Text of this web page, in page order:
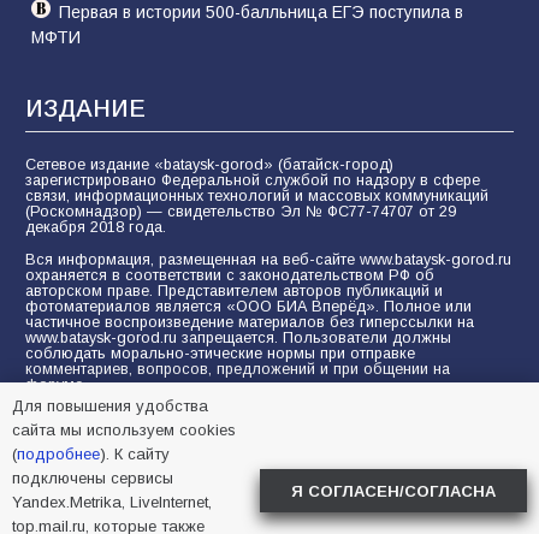
Первая в истории 500-балльница ЕГЭ поступила в
МФТИ
ИЗДАНИЕ
Сетевое издание «bataysk-gorod» (батайск-город)
зарегистрировано Федеральной службой по надзору в сфере
связи, информационных технологий и массовых коммуникаций
(Роскомнадзор) — свидетельство Эл № ФС77-74707 от 29
декабря 2018 года.
Вся информация, размещенная на веб-сайте www.bataysk-gorod.ru
охраняется в соответствии с законодательством РФ об
авторском праве. Представителем авторов публикаций и
фотоматериалов является «ООО БИА Вперёд». Полное или
частичное воспроизведение материалов без гиперссылки на
www.bataysk-gorod.ru запрещается. Пользователи должны
соблюдать морально-этические нормы при отправке
комментариев, вопросов, предложений и при общении на
форуме.
Политика конфиденциальности и защиты информации
Согласие на обработку персональных данных с помощью
сервисов Yandex.Metrika, LiveInternet, top.mail.ru
© 2005-2026 БИА «ВПЕРЕД»
Для повышения удобства
сайта мы используем cookies
(подробнее). К сайту
подключены сервисы
Yandex.Metrika, LiveInternet,
top.mail.ru, которые также
Я СОГЛАСЕН/СОГЛАСНА